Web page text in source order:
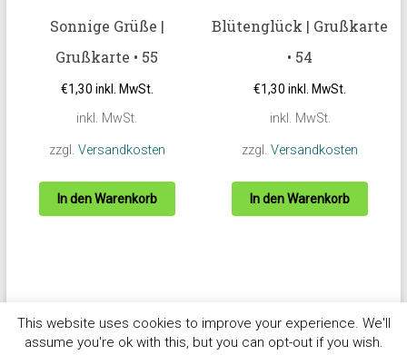
Sonnige Grüße |
Grußkarte • 55
€1,30 inkl. MwSt.
inkl. MwSt.
zzgl. Versandkosten
In den Warenkorb
Blütenglück | Grußkarte
• 54
€1,30 inkl. MwSt.
inkl. MwSt.
zzgl.Versandkosten
In den Warenkorb
This website uses cookies to improve your experience. We'll
assume you're ok with this, but you can opt-out if you wish.